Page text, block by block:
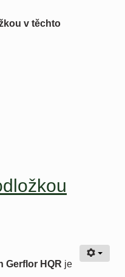
v těchto
Gerflor HQR je